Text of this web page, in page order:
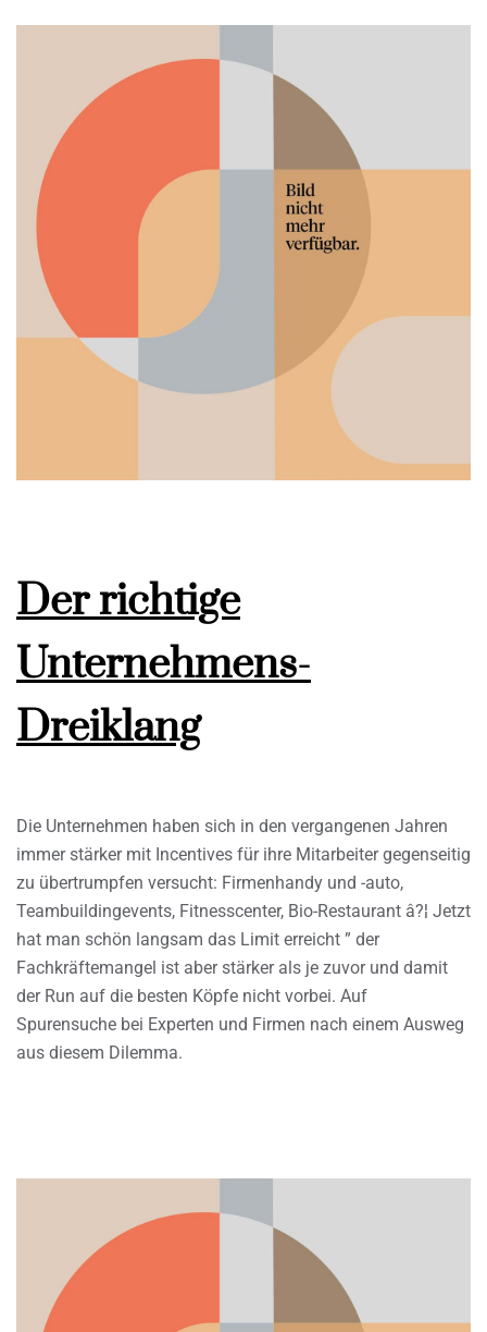
Der richtige
Unternehmens-
Dreiklang
Die Unternehmen haben sich in den vergangenen Jahren
immer stärker mit Incentives für ihre Mitarbeiter gegenseitig
zu übertrumpfen versucht: Firmenhandy und -auto,
Teambuildingevents, Fitnesscenter, Bio-Restaurant â?¦ Jetzt
hat man schön langsam das Limit erreicht ” der
Fachkräftemangel ist aber stärker als je zuvor und damit
der Run auf die besten Köpfe nicht vorbei. Auf
Spurensuche bei Experten und Firmen nach einem Ausweg
aus diesem Dilemma.